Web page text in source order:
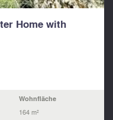
Home with
Wohnfläche
164 m²